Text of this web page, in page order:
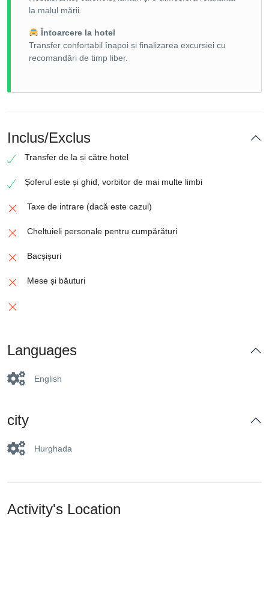
la malul mării.
Întoarcere la hotel
Transfer confortabil înapoi și finalizarea excursiei cu
recomandări de timp liber.
Inclus/Exclus
Transfer de la și către hotel
Șoferul este și ghid, vorbitor de mai multe limbi
Taxe de intrare (dacă este cazul)
Cheltuieli personale pentru cumpărături
Bacșișuri
Mese și băuturi
Languages
English
city
Hurghada
Activity's Location